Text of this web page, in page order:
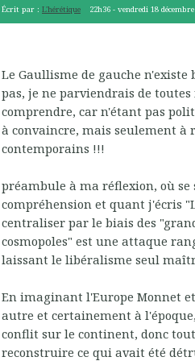
Écrit par : L'hérétique 22h36 -vendredi 18
Le Gaullisme de gauche n'existe
pas, je ne parviendrais de toutes
comprendre, car n'étant pas
à convaincre, mais seulement
contemporains !!!
préambule à ma réflexion, où
compréhension et quant j'écris
centraliser par le biais des
cosmopoles" est une attaque
laissant le libéralisme seul
En imaginant l'Europe Monnet
autre et certainement à
conflit sur le continent, donc
reconstruire ce qui avait été